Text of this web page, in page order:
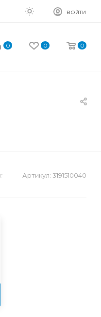
ВОЙТИ
0 0 0
Артикул: 3191510040